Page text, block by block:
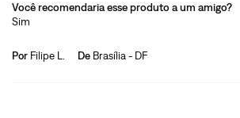
Você recomendaria esse produto a um amigo?
Sim
Por Filipe L. De Brasília - DF